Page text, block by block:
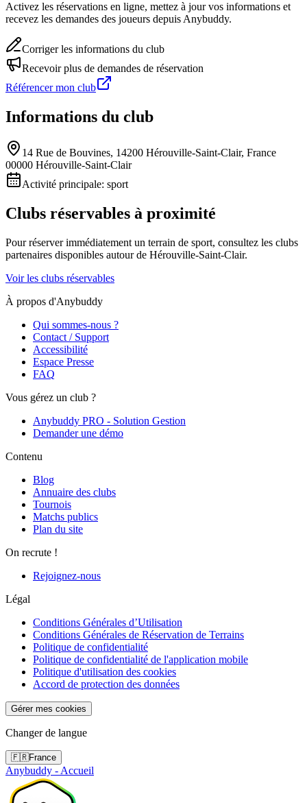
Activez les réservations en ligne, mettez à jour vos informations et
recevez les demandes des joueurs depuis Anybuddy.
Corriger les informations du club
Recevoir plus de demandes de réservation
Référencer mon club
Informations du club
14 Rue de Bouvines, 14200 Hérouville-Saint-Clair, France
00000 Hérouville-Saint-Clair
Activité principale: sport
Clubs réservables à proximité
Pour réserver immédiatement un terrain de sport, consultez les clubs
partenaires disponibles autour de Hérouville-Saint-Clair.
Voir les clubs réservables
À propos d'Anybuddy
Qui sommes-nous ?
Contact / Support
Accessibilité
Espace Presse
FAQ
Vous gérez un club ?
Anybuddy PRO - Solution Gestion
Demander une démo
Contenu
Blog
Annuaire des clubs
Tournois
Matchs publics
Plan du site
On recrute !
Rejoignez-nous
Légal
Conditions Générales d’Utilisation
Conditions Générales de Réservation de Terrains
Politique de confidentialité
Politique de confidentialité de l'application mobile
Politique d'utilisation des cookies
Accord de protection des données
Gérer mes cookies
Changer de langue
🇫🇷France
Anybuddy - Accueil